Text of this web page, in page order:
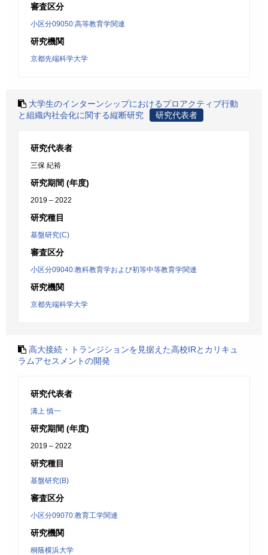
審査区分
小区分09050:高等教育学関連
研究機関
京都先端科学大学
大学生のインターンシップにおけるプロアクティブ行動
と組織内社会化に関する縦断研究
研究代表者
研究代表者
三保 紀裕
研究期間 (年度)
2019 – 2022
研究種目
基盤研究(C)
審査区分
小区分09040:教科教育学および初等中等教育学関連
研究機関
京都先端科学大学
高大接続・トランジションを見据えた高校IRとカリキュ
ラムアセスメントの開発
研究代表者
溝上 慎一
研究期間 (年度)
2019 – 2022
研究種目
基盤研究(B)
審査区分
小区分09070:教育工学関連
研究機関
桐蔭横浜大学